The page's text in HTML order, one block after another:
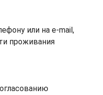
или на e-mail,
проживания